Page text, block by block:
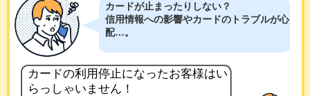
カードが止まったりしない？
信用情報への影響やカードのトラブルが心
配…。
カードの利用停止になったお客様はい
らっしゃいません！